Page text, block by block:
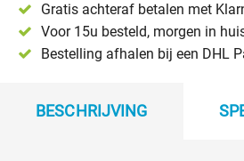
Gratis achteraf betalen met
Voor 15u besteld, morgen in
Bestelling afhalen bij een DHL
BESCHRIJVING